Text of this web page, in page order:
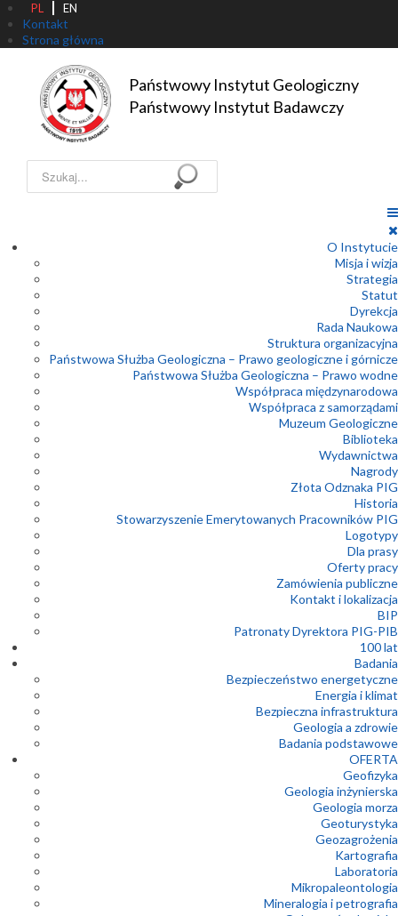
PL EN
Kontakt
Strona główna
Państwowy Instytut Geologiczny
Państwowy Instytut Badawczy
Szukaj...
O Instytucie
Misja i wizja
Strategia
Statut
Dyrekcja
Rada Naukowa
Struktura organizacyjna
Państwowa Służba Geologiczna – Prawo geologiczne i górnicze
Państwowa Służba Geologiczna – Prawo wodne
Współpraca międzynarodowa
Współpraca z samorządami
Muzeum Geologiczne
Biblioteka
Wydawnictwa
Nagrody
Złota Odznaka PIG
Historia
Stowarzyszenie Emerytowanych Pracowników PIG
Logotypy
Dla prasy
Oferty pracy
Zamówienia publiczne
Kontakt i lokalizacja
BIP
Patronaty Dyrektora PIG-PIB
100 lat
Badania
Bezpieczeństwo energetyczne
Energia i klimat
Bezpieczna infrastruktura
Geologia a zdrowie
Badania podstawowe
OFERTA
Geofizyka
Geologia inżynierska
Geologia morza
Geoturystyka
Geozagrożenia
Kartografia
Laboratoria
Mikropaleontologia
Mineralogia i petrografia